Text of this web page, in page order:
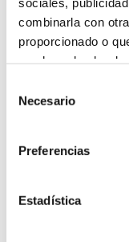
combinarla con
proporcionado o
que haya hecho
Más información
Necesario
Preferencias
Estadística